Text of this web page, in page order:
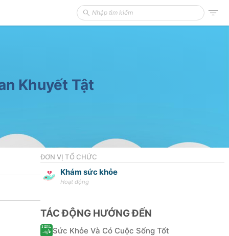
Khuyết Tật
ĐƠN VỊ TỔ CHỨC
Khám sức khỏe
Hoạt động
TÁC ĐỘNG HƯỚNG ĐẾN
Sức Khỏe Và Có Cuộc Sống Tốt